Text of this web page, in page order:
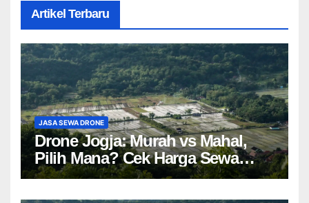
Artikel Terbaru
JASA SEWA DRONE
Drone Jogja: Murah vs Mahal,
Pilih Mana? Cek Harga Sewa
Drone Yogyakarta!